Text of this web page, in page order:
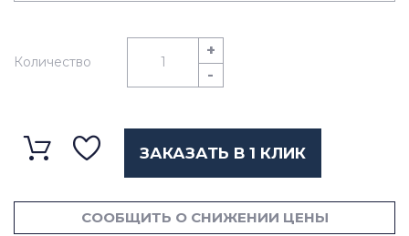
Количество
+
-
ЗАКАЗАТЬ В 1 КЛИК
СООБЩИТЬ О СНИЖЕНИИ ЦЕНЫ